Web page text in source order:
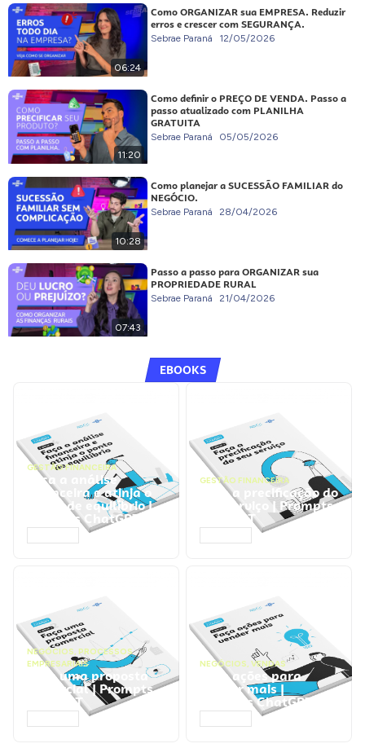
06:24
Como ORGANIZAR sua EMPRESA. Reduzir
erros e crescer com SEGURANÇA.
Sebrae Paraná 12/05/2026
11:20
Como definir o PREÇO DE VENDA. Passo a
passo atualizado com PLANILHA
GRATUITA
Sebrae Paraná 05/05/2026
10:28
Como planejar a SUCESSÃO FAMILIAR do
NEGÓCIO.
Sebrae Paraná 28/04/2026
07:43
Passo a passo para ORGANIZAR sua
PROPRIEDADE RURAL
Sebrae Paraná 21/04/2026
EBOOKS
GESTÃO FINANCEIRA
Faça a análise
financeira e atinja o
ponto de equilíbrio |
Prompts ChatGPT
GESTÃO FINANCEIRA
Faça a precificação do
seu serviço | Prompts
ChatGPT
NEGÓCIOS, PROCESSOS
EMPRESARIAIS
Faça uma proposta
comercial | Prompts
ChatGPT
NEGÓCIOS, VENDAS
Faça ações para
vender mais |
Prompts ChatGPT